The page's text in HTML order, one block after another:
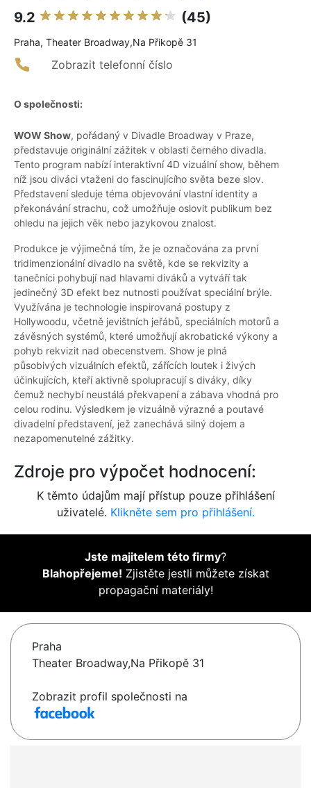
9.2 (45)
Praha, Theater Broadway,Na Přikopě 31
Zobrazit telefonní číslo
O společnosti:
WOW Show, pořádaný v Divadle Broadway v Praze,
představuje originální zážitek v oblasti černého divadla.
Tento program nabízí interaktivní 4D vizuální show, během
níž jsou diváci vtaženi do fascinujícího světa beze slov.
Představení sleduje téma objevování vlastní identity a
překonávání strachu, což umožňuje oslovit publikum bez
ohledu na jejich věk nebo jazykovou znalost.
Produkce je výjimečná tím, že je označována za první
tridimenzionální divadlo na světě, kde se rekvizity a
tanečníci pohybují nad hlavami diváků a vytváří tak
jedinečný 3D efekt bez nutnosti používat speciální brýle.
Využívána je technologie inspirovaná postupy z
Hollywoodu, včetně jevištních jeřábů, speciálních motorů a
závěsných systémů, které umožňují akrobatické výkony a
pohyb rekvizit nad obecenstvem. Show je plná
působivých vizuálních efektů, zářících loutek i živých
účinkujících, kteří aktivně spolupracují s diváky, díky
čemuž nechybí neustálá překvapení a zábava vhodná pro
celou rodinu. Výsledkem je vizuálně výrazné a poutavé
divadelní představení, jež zanechává silný dojem a
nezapomenutelné zážitky.
Zdroje pro výpočet hodnocení:
K těmto údajům mají přístup pouze přihlášení
uživatelé. Klikněte sem pro přihlášení.
Jste majitelem této firmy?
Blahopřejeme! Zjistěte jestli můžete získat
propagační materiály!
Praha
Theater Broadway,Na Přikopě 31
Zobrazit profil společnosti na